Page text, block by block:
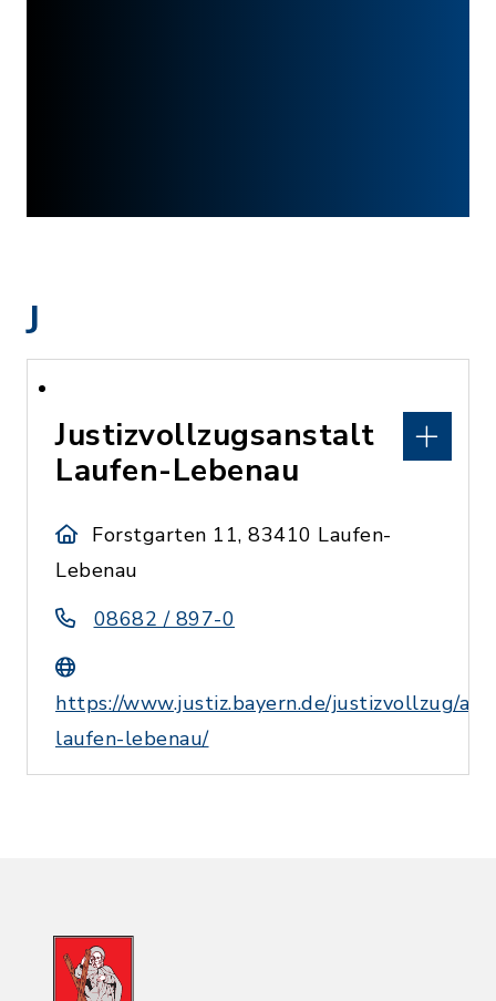
J
Justizvollzugsanstalt
Laufen-Lebenau
Forstgarten 11, 83410 Laufen-
Lebenau
08682 / 897-0
https://www.justiz.bayern.de/justizvollzug/
laufen-lebenau/